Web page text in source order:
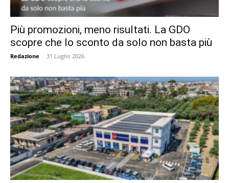
Più promozioni, meno risultati. La GDO
scopre che lo sconto da solo non basta più
Redazione - 31 Luglio 2026